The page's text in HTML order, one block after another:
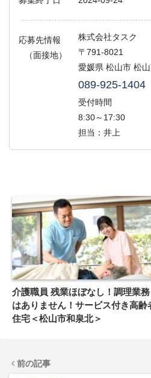
応募先情報
（面接地）
株式会社タスク
〒791-8021
愛媛県 松山市 松
089-925-1404
受付時間
8:30～17:30
担当：井上
介護職員 残業ほぼなし！調理業務
はありません！サービス付き高齢
住宅＜松山市和泉北＞
前の記事